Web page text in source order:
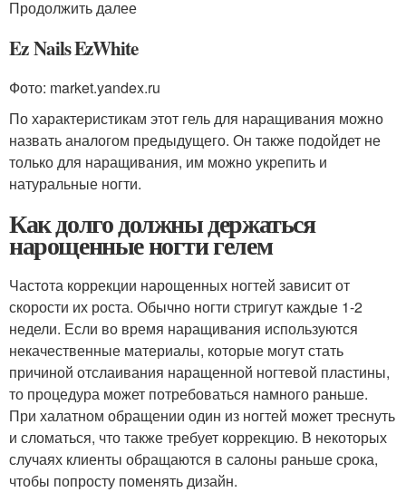
Продолжить далее
Ez Nails EzWhite
Фото: market.yandex.ru
По характеристикам этот гель для наращивания можно
назвать аналогом предыдущего. Он также подойдет не
только для наращивания, им можно укрепить и
натуральные ногти.
Как долго должны держаться
нарощенные ногти гелем
Частота коррекции нарощенных ногтей зависит от
скорости их роста. Обычно ногти стригут каждые 1-2
недели. Если во время наращивания используются
некачественные материалы, которые могут стать
причиной отслаивания наращенной ногтевой пластины,
то процедура может потребоваться намного раньше.
При халатном обращении один из ногтей может треснуть
и сломаться, что также требует коррекцию. В некоторых
случаях клиенты обращаются в салоны раньше срока,
чтобы попросту поменять дизайн.